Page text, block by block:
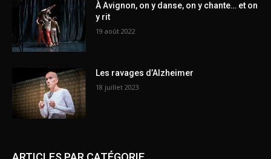
À Avignon, on y danse, on y chante… et on
y rit
19 août 2022
Les ravages d’Alzheimer
18 juillet 2023